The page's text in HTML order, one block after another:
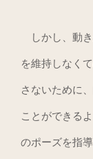
しかし、動
を維持しなく
さないために
ことができる
のポーズを指